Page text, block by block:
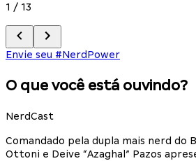
1 / 13
Envie seu #NerdPower
O que você está ouvindo?
NerdCast
Comandado pela dupla mais nerd do
Ottoni e Deive “Azaghal” Pazos